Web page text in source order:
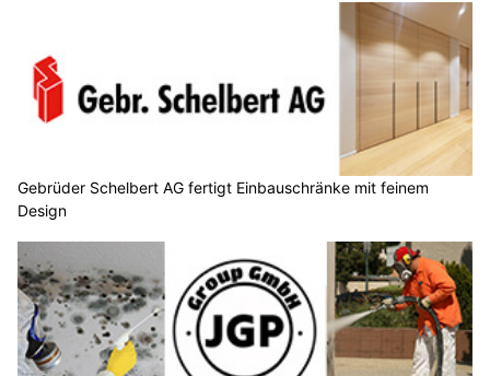
Gebrüder Schelbert AG fertigt Einbauschränke mit feinem
Design